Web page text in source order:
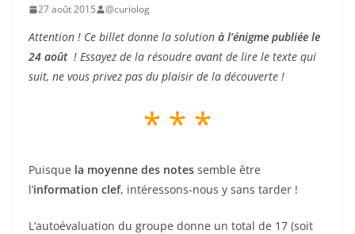
27 août 2015 @curiolog
Attention ! Ce billet donne la solution à l’énigme publiée le
24 août! Essayez de la résoudre avant de lire le texte qui
suit, ne vous privez pas du plaisir de la découverte !
* * *
Puisque la moyenne des notes semble être
l’information clef, intéressons-nous y sans tarder !
L’autoévaluation du groupe donne un total de 17 (soit